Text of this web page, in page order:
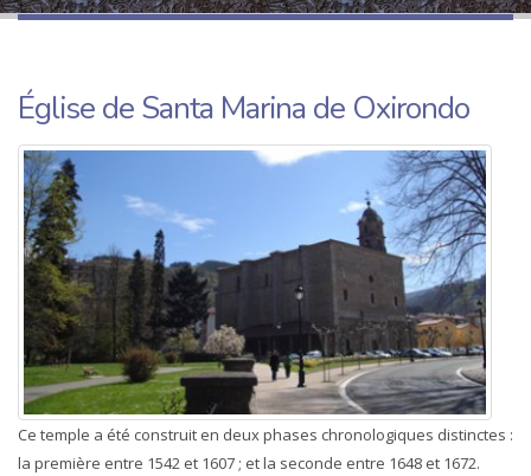
Église de Santa Marina de Oxirondo
Ce temple a été construit en deux phases chronologiques distinctes :
la première entre 1542 et 1607 ; et la seconde entre 1648 et 1672.